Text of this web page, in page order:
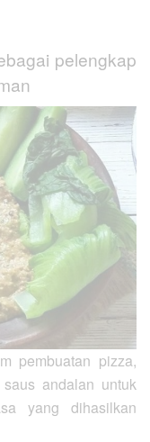
pelengkap
pembuatan pizza,
andalan untuk
yang dihasilkan